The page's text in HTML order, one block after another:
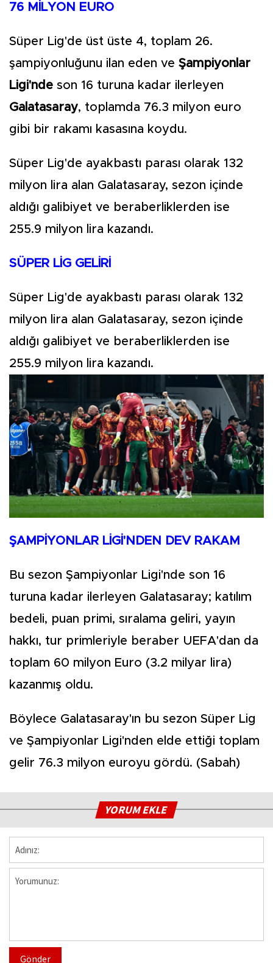
76 MİLYON EURO
Süper Lig'de üst üste 4, toplam 26.
şampiyonluğunu ilan eden ve Şampiyonlar
Ligi'nde son 16 turuna kadar ilerleyen
Galatasaray, toplamda 76.3 milyon euro
gibi bir rakamı kasasına koydu.
Süper Lig'de ayakbastı parası olarak 132
milyon lira alan Galatasaray, sezon içinde
aldığı galibiyet ve beraberliklerden ise
255.9 milyon lira kazandı.
SÜPER LİG GELİRİ
Süper Lig'de ayakbastı parası olarak 132
milyon lira alan Galatasaray, sezon içinde
aldığı galibiyet ve beraberliklerden ise
255.9 milyon lira kazandı.
ŞAMPİYONLAR LİGİ'NDEN DEV RAKAM
Bu sezon Şampiyonlar Ligi'nde son 16
turuna kadar ilerleyen Galatasaray; katılım
bedeli, puan primi, sıralama geliri, yayın
hakkı, tur primleriyle beraber UEFA'dan da
toplam 60 milyon Euro (3.2 milyar lira)
kazanmış oldu.
Böylece Galatasaray'ın bu sezon Süper Lig
ve Şampiyonlar Ligi'nden elde ettiği toplam
gelir 76.3 milyon euroyu gördü. (Sabah)
YORUM EKLE
Gönder